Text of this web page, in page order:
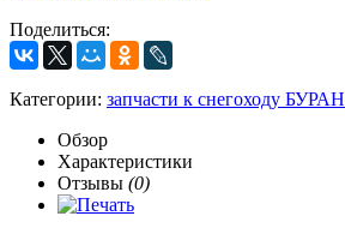
Поделиться:
Категории: запчасти к снегоходу БУРАН
Обзор
Характеристики
Отзывы (0)